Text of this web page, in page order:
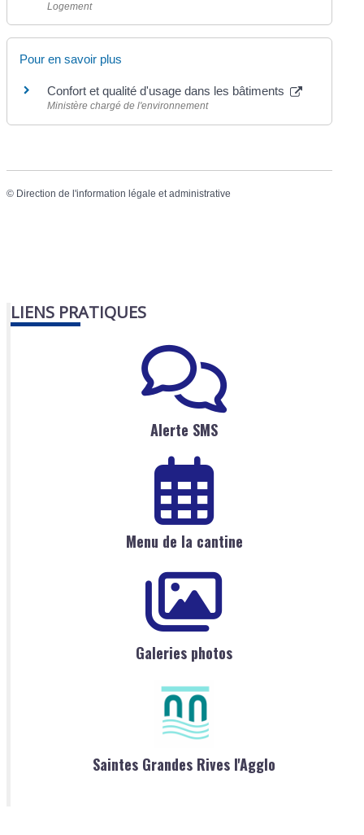
Logement
Pour en savoir plus
Confort et qualité d'usage dans les bâtiments
Ministère chargé de l'environnement
© Direction de l'information légale et administrative
LIENS PRATIQUES
Alerte SMS
Menu de la cantine
Galeries photos
Saintes Grandes Rives l'Agglo